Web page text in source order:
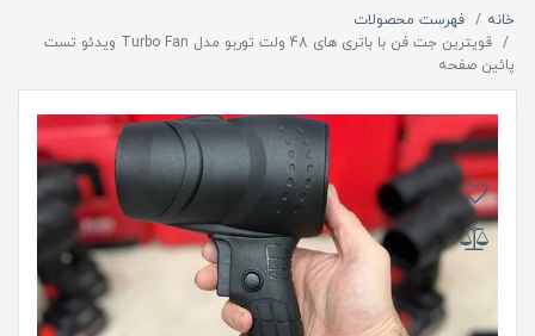
خانه
فهرست محصولات
قویترین جت فن با باتری های 48 ولت توربو مدل Turbo Fan ویدئو تست
پائین صفحه